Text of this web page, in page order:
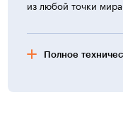
из любой точки
Полное